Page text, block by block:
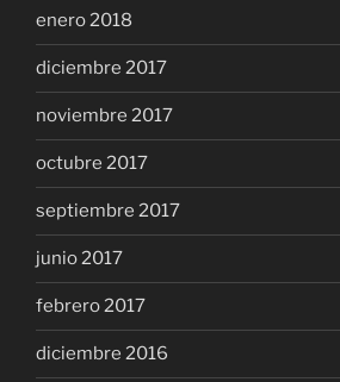
enero 2018
diciembre 2017
noviembre 2017
octubre 2017
septiembre 2017
junio 2017
febrero 2017
diciembre 2016